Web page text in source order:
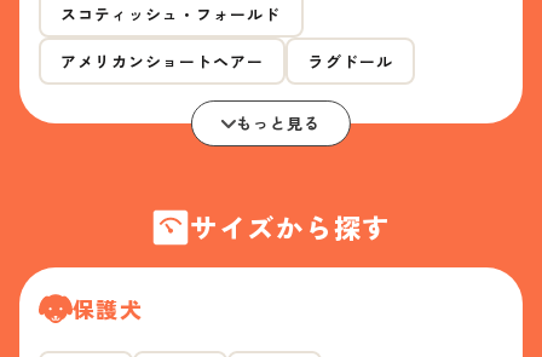
スコティッシュ・フォールド
アメリカンショートヘアー ラグドール
もっと見る
サイズから探す
保護犬